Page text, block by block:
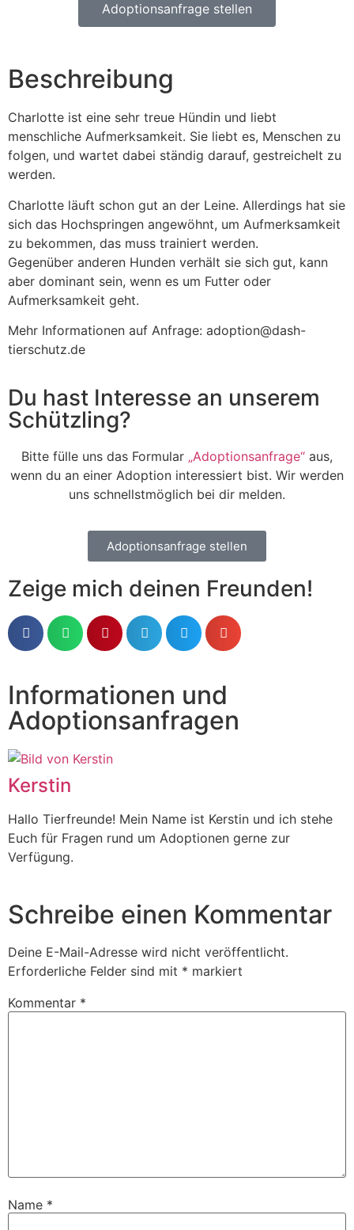
Adoptionsanfrage stellen
Beschreibung
Charlotte ist eine sehr treue Hündin und liebt
menschliche Aufmerksamkeit. Sie liebt es, Menschen zu
folgen, und wartet dabei ständig darauf, gestreichelt zu
werden.
Charlotte läuft schon gut an der Leine. Allerdings hat sie
sich das Hochspringen angewöhnt, um Aufmerksamkeit
zu bekommen, das muss trainiert werden.
Gegenüber anderen Hunden verhält sie sich gut, kann
aber dominant sein, wenn es um Futter oder
Aufmerksamkeit geht.
Mehr Informationen auf Anfrage: adoption@dash-
tierschutz.de
Du hast Interesse an unserem
Schützling?
Bitte fülle uns das Formular „Adoptionsanfrage“ aus,
wenn du an einer Adoption interessiert bist. Wir werden
uns schnellstmöglich bei dir melden.
Adoptionsanfrage stellen
Zeige mich deinen Freunden!
Informationen und
Adoptionsanfragen
Kerstin
Hallo Tierfreunde! Mein Name ist Kerstin und ich stehe
Euch für Fragen rund um Adoptionen gerne zur
Verfügung.
Schreibe einen Kommentar
Deine E-Mail-Adresse wird nicht veröffentlicht.
Erforderliche Felder sind mit * markiert
Kommentar *
Name *